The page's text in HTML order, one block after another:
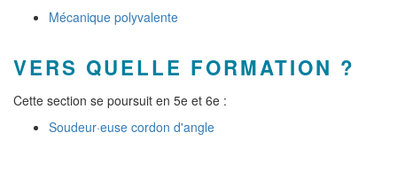
Mécanique polyvalente
VERS QUELLE FORMATION ?
Cette section se poursuit en 5e et 6e :
Soudeur·euse cordon d'angle